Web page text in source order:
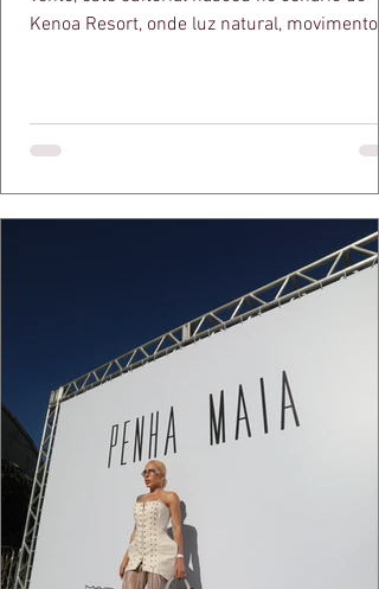
Kenoa Resort, onde luz natural, movimento e
algo de intemporal em vestir o vento e
que ele conduza a cena. Cada dobra do
cada reflexo dourado da luz sobre a pe